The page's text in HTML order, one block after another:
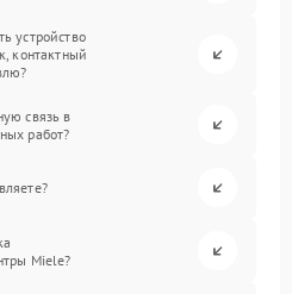
устройство
контактный
связь в
работ?
Miele?